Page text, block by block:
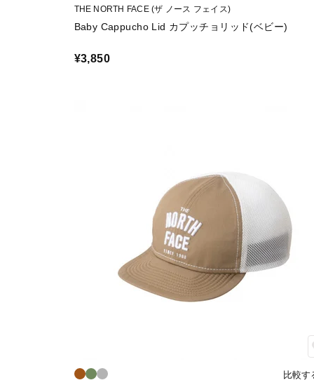
THE NORTH FACE (ザ ノース フェイス)
Baby Cappucho Lid カプッチョリッド(ベビー)
¥3,850
比較す